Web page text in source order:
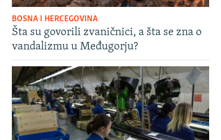
BOSNA I HERCEGOVINA
Šta su govorili zvaničnici, a šta se zna o
vandalizmu u Međugorju?